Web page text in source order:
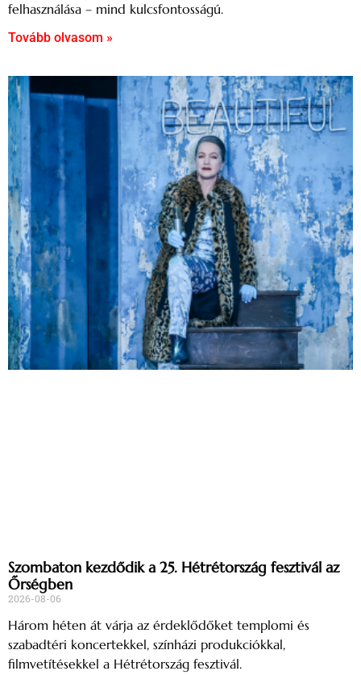
felhasználása – mind kulcsfontosságú.
Tovább olvasom »
Szombaton kezdődik a 25. Hétrétország fesztivál az
Őrségben
2026-08-06
Három héten át várja az érdeklődőket templomi és
szabadtéri koncertekkel, színházi produkciókkal,
filmvetítésekkel a Hétrétország fesztivál.